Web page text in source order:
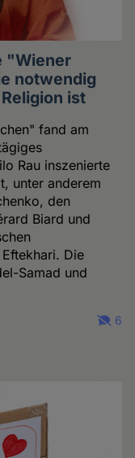
"Wiener
notwendig
ist
fand am
Rau inszenierte
unter anderem
den
Biard und
Die
Samad und
6